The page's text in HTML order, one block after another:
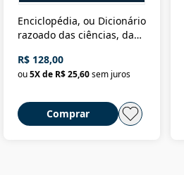
Enciclopédia, ou Dicionário
razoado das ciências, das
Civilização material
R$ 128,00
ou5X de R$ 25,60sem juros
Comprar